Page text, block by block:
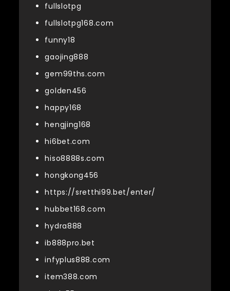
fullslotpg
fullslotpg168.com
funny18
gaojing888
gem99ths.com
golden456
happy168
hengjing168
hi6bet.com
hiso8888s.com
hongkong456
https://sretthi99.bet/enter/
hubbet168.com
hydra888
ib888pro.bet
infyplus888.com
item388.com